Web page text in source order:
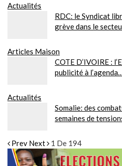
Actualités
RDC: le Syndicat
grève dans le
Articles Maison
COTE D’IVOIRE :
publicité à
Actualités
Somalie: des
semaines de
Prev Next 1 De 194